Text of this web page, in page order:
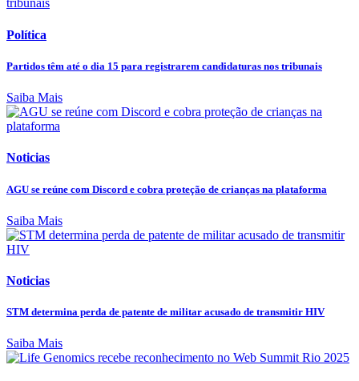
Política
Partidos têm até o dia 15 para registrarem candidaturas nos tribunais
Saiba Mais
Noticias
AGU se reúne com Discord e cobra proteção de crianças na plataforma
Saiba Mais
Noticias
STM determina perda de patente de militar acusado de transmitir HIV
Saiba Mais